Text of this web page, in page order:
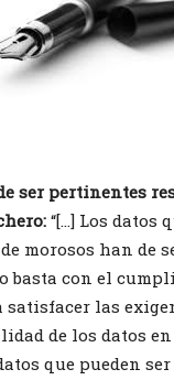
ser pertinentes
“[…] Los datos
morosos han de
basta con el
las
de los datos
que pueden